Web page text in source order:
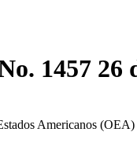
1457 26
Americanos